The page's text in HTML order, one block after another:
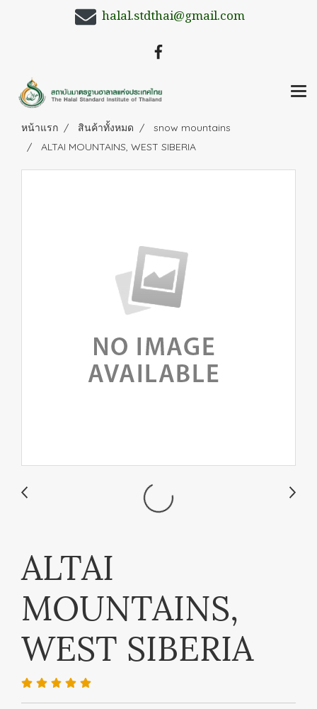
halal.stdthai@gmail.com
หน้าแรก สินค้าทั้งหมด
snow mountains
ALTAI MOUNTAINS, WEST SIBERIA
ALTAI
MOUNTAINS,
WEST SIBERIA